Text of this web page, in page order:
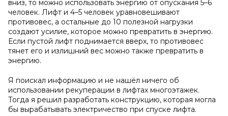
вниз, то можно использовать энергию от опускания 5–6
человек. Лифт и 4–5 человек уравновешивают
противовес, а остальные до 10 полезной нагрузки
создают усилие, которое можно превратить в энергию.
Если пустой лифт поднимается вверх, то противовес
тянет его и излишний вес можно также превратить в
энергию.
Я поискал информацию и не нашёл ничего об
использовании рекуперации в лифтах многоэтажек.
Тогда я решил разработать конструкцию, которая могла
бы вырабатывать электричество при спуске лифта.